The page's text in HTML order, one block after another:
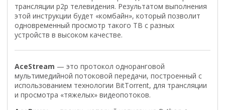
трансляции p2p телевидения. Результатом выполнения
этой инструкции будет «комбайн», который позволит
одновременный просмотр такого ТВ с разных
устройств в высоком качестве.
AceStream — это протокол одноранговой
мультимедийной потоковой передачи, построенный с
использованием технологии BitTorrent, для трансляции
и просмотра «тяжелых» видеопотоков.